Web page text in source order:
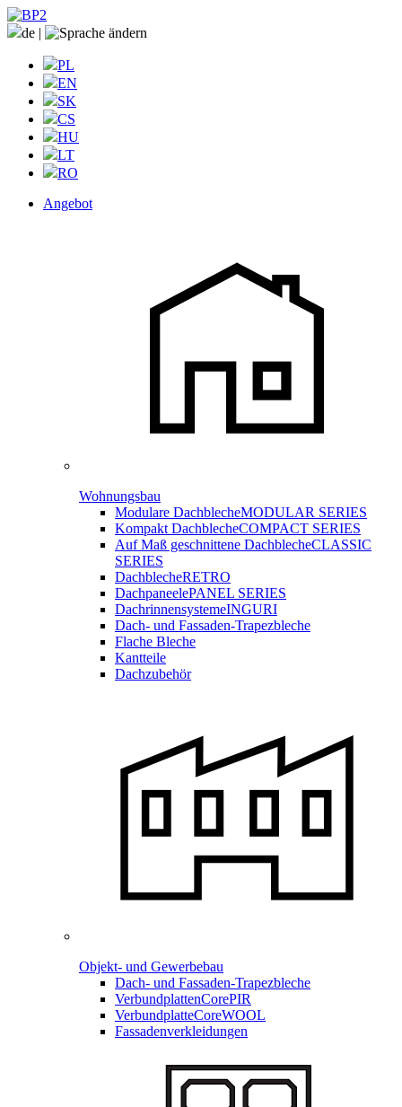
de |
PL
EN
SK
CS
HU
LT
RO
Angebot
Wohnungsbau
Modulare DachblecheMODULAR SERIES
Kompakt DachblecheCOMPACT SERIES
Auf Maß geschnittene DachblecheCLASSIC
SERIES
DachblecheRETRO
DachpaneelePANEL SERIES
DachrinnensystemeINGURI
Dach- und Fassaden-Trapezbleche
Flache Bleche
Kantteile
Dachzubehör
Objekt- und Gewerbebau
Dach- und Fassaden-Trapezbleche
VerbundplattenCorePIR
VerbundplatteCoreWOOL
Fassadenverkleidungen